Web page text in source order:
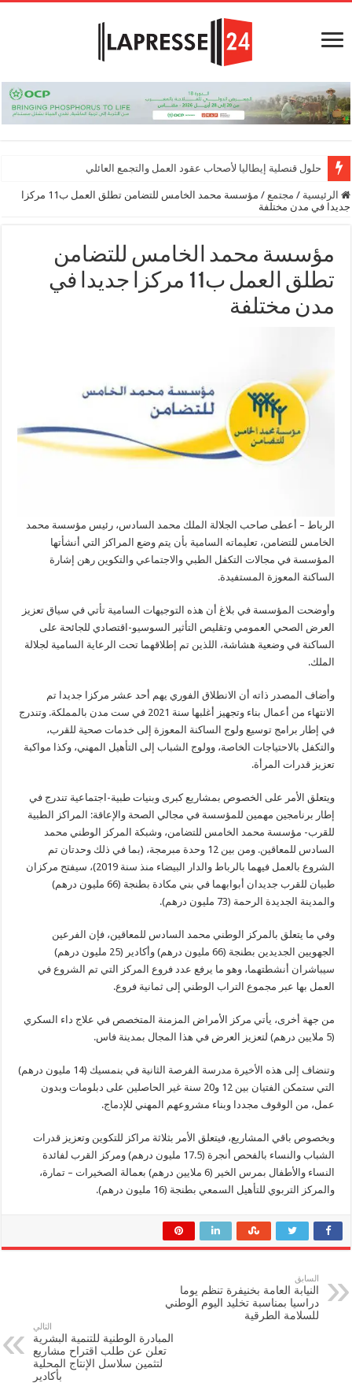
حلول قنصلية إيطاليا لأصحاب عقود العمل والتجمع العائلي
الرئيسية / مجتمع /
مؤسسة محمد الخامس للتضامن تطلق العمل ب11 مركزا
جديدا في مدن مختلفة
مؤسسة محمد الخامس للتضامن
تطلق العمل ب11 مركزا جديدا في
مدن مختلفة
الرباط – أعطى صاحب الجلالة الملك محمد السادس، رئيس مؤسسة محمد
الخامس للتضامن، تعليماته السامية بأن يتم وضع المراكز التي أنشأتها
المؤسسة في مجالات التكفل الطبي والاجتماعي والتكوين رهن إشارة
الساكنة المعوزة المستفيدة.
وأوضحت المؤسسة في بلاغ أن هذه التوجيهات السامية تأتي في سياق تعزيز
العرض الصحي العمومي وتقليص التأثير السوسيو-اقتصادي للجائحة على
الساكنة في وضعية هشاشة، اللذين تم إطلاقهما تحت الرعاية السامية لجلالة
الملك.
وأضاف المصدر ذاته أن الانطلاق الفوري يهم أحد عشر مركزا جديدا تم
الانتهاء من أعمال بناء وتجهيز أغلبها سنة 2021 في ست مدن بالمملكة. وتندرج
في إطار برامج توسيع ولوج الساكنة المعوزة إلى خدمات صحية للقرب،
والتكفل بالاحتياجات الخاصة، وولوج الشباب إلى التأهيل المهني، وكذا مواكبة
تعزيز قدرات المرأة.
ويتعلق الأمر على الخصوص بمشاريع كبرى وبنيات طبية-اجتماعية تندرج في
إطار برنامجين مهمين للمؤسسة في مجالي الصحة والإعاقة: المراكز الطبية
للقرب- مؤسسة محمد الخامس للتضامن، وشبكة المركز الوطني محمد
السادس للمعاقين. ومن بين 12 وحدة مبرمجة، (بما في ذلك وحدتان تم
الشروع بالعمل فيهما بالرباط والدار البيضاء منذ سنة 2019)، سيفتح مركزان
طبيان للقرب جديدان أبوابهما في بني مكادة بطنجة (66 مليون درهم)
والمدينة الجديدة الرحمة (73 مليون درهم).
وفي ما يتعلق بالمركز الوطني محمد السادس للمعاقين، فإن الفرعين
الجهويين الجديدين بطنجة (66 مليون درهم) وأكادير (25 مليون درهم)
سيباشران أنشطتهما، وهو ما يرفع عدد فروع المركز التي تم الشروع في
العمل بها عبر مجموع التراب الوطني إلى ثمانية فروع.
من جهة أخرى، يأتي مركز الأمراض المزمنة المتخصص في علاج داء السكري
(5 ملايين درهم) لتعزيز العرض في هذا المجال بمدينة فاس.
وتنضاف إلى هذه الأخيرة مدرسة الفرصة الثانية في بنمسيك (14 مليون درهم)
التي ستمكن الفتيان بين 12 و20 سنة غير الحاصلين على دبلومات وبدون
عمل، من الوقوف مجددا وبناء مشروعهم المهني للإدماج.
وبخصوص باقي المشاريع، فيتعلق الأمر بثلاثة مراكز للتكوين وتعزيز قدرات
الشباب والنساء بالفحص أنجرة (17.5 مليون درهم) ومركز القرب لفائدة
النساء والأطفال بمرس الخير (6 ملايين درهم) بعمالة الصخيرات – تمارة،
والمركز التربوي للتأهيل السمعي بطنجة (16 مليون درهم).
السابق
النيابة العامة بخنيفرة تنظم يوما
دراسيا بمناسبة تخليد اليوم الوطني
للسلامة الطرقية
التالي
المبادرة الوطنية للتنمية البشرية
تعلن عن طلب اقتراح مشاريع
لتثمين سلاسل الإنتاج المحلية
بأكادير